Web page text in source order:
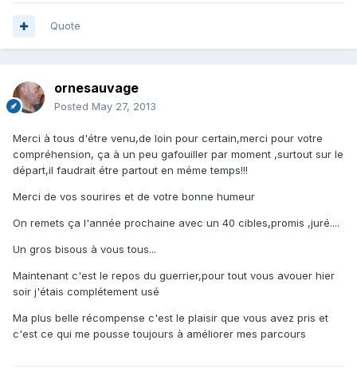
Quote
ornesauvage
Posted May 27, 2013
Merci à tous d'étre venu,de loin pour certain,merci pour votre
compréhension, ça à un peu gafouiller par moment ,surtout sur le
départ,il faudrait étre partout en méme temps!!!
Merci de vos sourires et de votre bonne humeur
On remets ça l'année prochaine avec un 40 cibles,promis ,juré....
Un gros bisous à vous tous...
Maintenant c'est le repos du guerrier,pour tout vous avouer hier
soir j'étais complétement usé
Ma plus belle récompense c'est le plaisir que vous avez pris et
c'est ce qui me pousse toujours à améliorer mes parcours